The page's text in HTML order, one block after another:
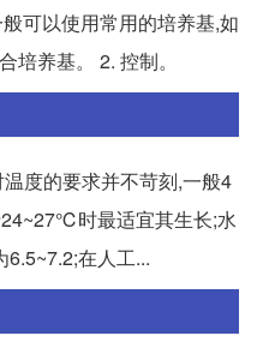
可以使用常用的培养基,如
培养基。 2. 控制。
度的要求并不苛刻,一般4
时最适宜其生长;水
在人工...